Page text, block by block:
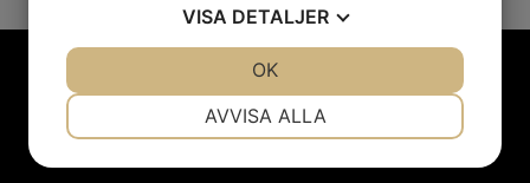
VISA DETALJER
AVVISA ALLA
OK